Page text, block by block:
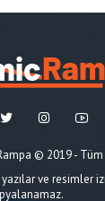
© 2019 - Tüm
ve resimler